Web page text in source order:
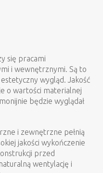
się pracami
i wewnętrznymi. Są to
wygląd. Jakość
o wartości materialnej
będzie wyglądał
i zewnętrzne pełnią
jakości wykończenie
przed
wentylację i